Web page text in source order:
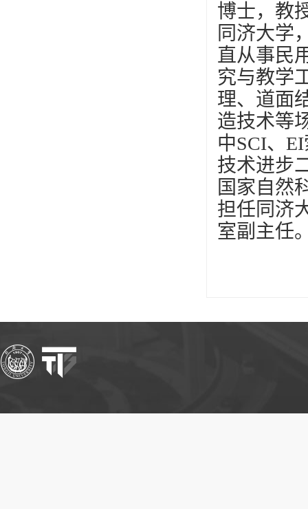
博士，教
同济大学
直从事民
究与教学
理、道面
造技术等
中SCI、 EI
技术进步
国家自然
担任同济
室副主任